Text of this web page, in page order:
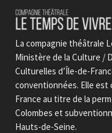
La compagnie théâtrale
Ministère de la Culture /
Culturelles d’Île-de-
conventionnées. Elle est
France au titre de la
Colombes et
Hauts-de-Seine.